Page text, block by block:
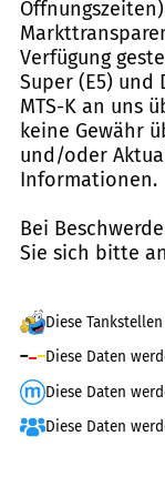
Verfügung
Super (E5)
MTS-K an uns
keine Gewähr
und/oder
Informationen.
Bei
Sie sich bitte an
Diese
Diese Daten
Diese Daten
Diese Daten